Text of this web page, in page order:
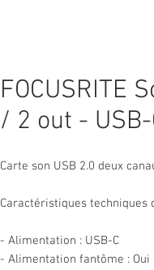
FOCUSRITE
/ 2 out - USB-
Carte son USB 2.0 deux
Caractéristiques techniques
- Alimentation : USB-C
- Alimentation fantôme : Oui